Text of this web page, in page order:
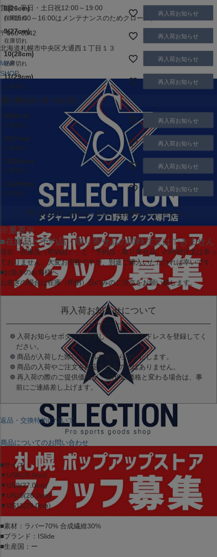
営業：平日・土日祝12:00～19:00
（※15:00～16:00はメンテナンスのためクローズ）
〒060-0042
北海道札幌市中央区大通西１丁目１３
MAP
SHOP
8(26cm)
在庫切れ
再入荷お知らせ
9(27cm)
在庫切れ
再入荷お知らせ
10(28cm)
在庫切れ
再入荷お知らせ
11(29cm)
在庫切れ
再入荷お知らせ
取り寄せ(1ヶ月～2ヶ月)
8(26cm)
在庫切れ
再入荷お知らせ
9(27cm)
在庫切れ
再入荷お知らせ
10(28cm)
在庫切れ
再入荷お知らせ
11(29cm)
在庫切れ
再入荷お知らせ
申し訳ございません。ただいま在庫がございません。
※重要※
■在庫品と予約品・取り寄せ品の同時注文はできません
現在 「在庫品（即納品）」と 「予約品・取り寄せ品」 の同時注文は承っ
ておりません。大変お手数ですが、別途ご購入いただければ幸いです。
■お急ぎのお客様へ
お急ぎの場合は在庫（即納）品のみのご注文をお願い致します。
再入荷お知らせについて
入荷お知らせボタンを押下して、メールアドレスを登録してく
ださい。
商品が入荷した際にメールでお知らせいたします。
商品の入荷やご注文を確定するものではありません。
再入荷の際のご提供価格が、当HPの価格と変わる場合は、事
前にご連絡差し上げます。
返品・交換特約について
商品についてのお問い合わせ
■サイズ：
▼US8(26.0cm)
▼US9(27.0cm)
▼US10(28.0cm)
▼US11(29.0cm)
■素材：ラバー70% 合成繊維30%
■ブランド：ISlide
■生産国：ー